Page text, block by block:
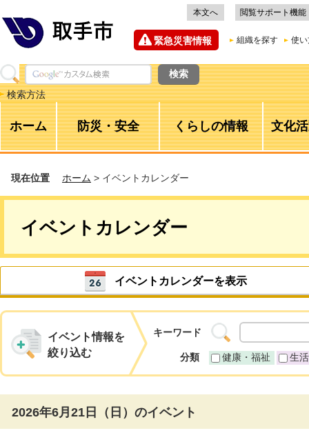
本文へ 閲覧サポート機能
緊急災害情報 組織を探す 使
検索方法
ホーム 防災・安全 くらしの情報 文化
現在位置 ホーム > イベントカレンダー
イベントカレンダー
イベントカレンダーを表示
イベント情報を
絞り込む
キーワード
分類 健康・福祉 生活
2026年6月21日（日）のイベント